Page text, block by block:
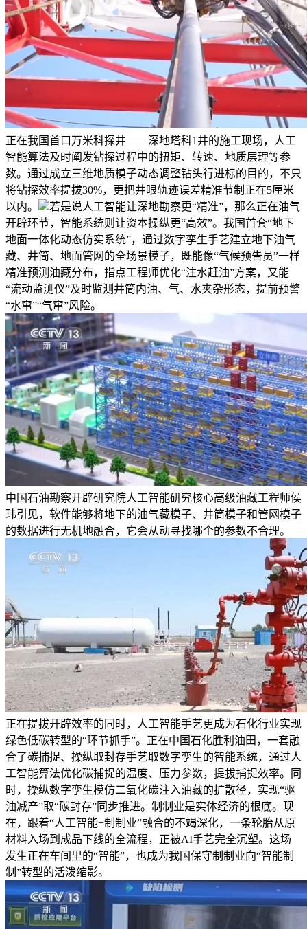
正在我国首口万米科探井——深地塔科1井的施工现场，人工
智能算法及时阐发钻探过程中的扭矩、转速、地质层理等参
数。通过成立三维地质模子动态调整钻头行进标的目的，不只
将钻探效率提拔30%，更把井眼轨迹误差精准节制正在5厘米
以内。
若是说人工智能让深地勘察更“精准”，那么正在油气
开辟环节，智能系统则让资本操纵更“高效”。我国首套“地下
地面一体化动态仿实系统”，通过数字孪生手艺建立地下油气
藏、井筒、地面管网的全场景模子，既能像“气候预告员”一样
精准预测油藏分布，指点工程师优化“注水赶油”方案，又能
“流动监测仪”及时监测井筒内油、气、水夹杂形态，提前预警
“水窜”“气窜”风险。
中国石油勘察开辟研究院人工智能研究核心高级油藏工程师侯
玮引见，软件能够将地下的油气藏模子、井筒模子和管网模子
的数据进行无机地融合，它会从动寻找哪个的参数不合理。
正在提拔开辟效率的同时，人工智能手艺更成为石化行业实现
绿色低碳转型的“环节抓手”。正在中国石化胜利油田，一套融
合了碳捕捉、操纵取封存手艺取数字孪生的智能系统，通过人
工智能算法优化碳捕捉的温度、压力参数，提拔捕捉效率。同
时，操纵数字孪生模仿二氧化碳注入油藏的扩散径，实现“驱
油减产”取“碳封存”同步推进。制制业是实体经济的根底。现
在，跟着“人工智能+制制业”融合的不竭深化，一条轮胎从原
材料入场到成品下线的全流程，正被AI手艺完全沉塑。这场
发生正在车间里的“智能”，也成为我国保守制制业向“智能制
制”转型的活泼缩影。